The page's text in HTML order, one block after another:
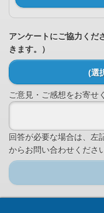
アンケートにご協力くだ
きます。）
(選
ご意見・ご感想をお寄せ
回答が必要な場合は、左
からお問い合わせくださ